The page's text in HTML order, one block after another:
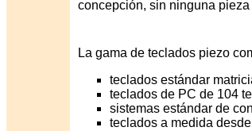
concepción, sin ninguna
La gama de teclados piezo
teclados estándar
teclados de PC de 104
sistemas estándar de
teclados a medida